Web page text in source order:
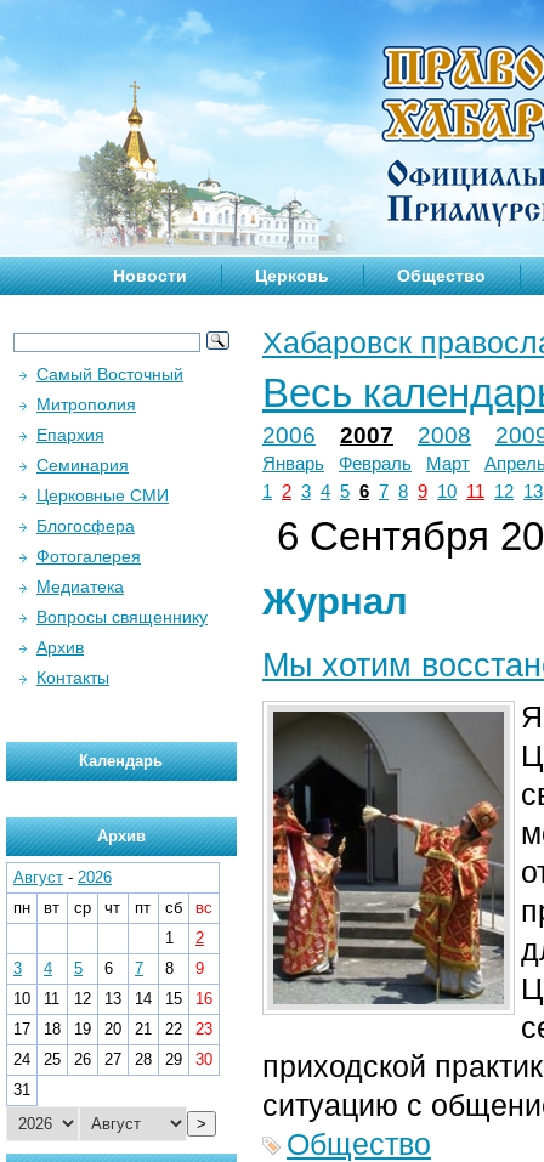
Новости Церковь Общество
Хабаровск
Весь
2006 2007 2008
Январь Февраль Март
1
2 3 4 5 6 7 8 9 10 11 12 13
6 Сентября
Журнал
Мы хотим
приходской
ситуацию с
Общество
Самый Восточный
Митрополия
Епархия
Семинария
Церковные СМИ
Блогосфера
Фотогалерея
Медиатека
Вопросы священнику
Архив
Контакты
Календарь
Архив
Август - 2026
пн
вт ср чт пт сб
вс
1
2
3
4 5 6 7 8
9
10
11 12 13 14 15
16
17
18 19 20 21 22
23
24
25 26 27 28 29
30
31
>